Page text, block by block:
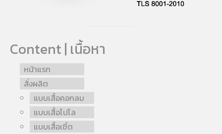
Content | เนื้อหา
หน้าแรก
สั่งผลิต
แบบเสื้อคอกลม
แบบเสื้อโปโล
แบบเสื้อเชิ้ต